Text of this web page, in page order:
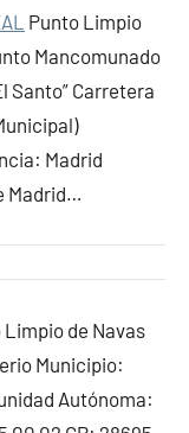
Punto Limpio
Mancomunado
Santo” Carretera
Madrid
Madrid…
Limpio de Navas
Municipio:
Autónoma: